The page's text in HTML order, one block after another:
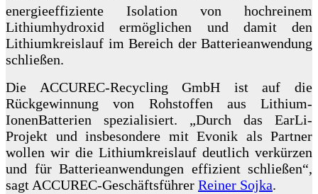
energieeffiziente Isolation von hochreinem
Lithiumhydroxid ermöglichen und damit den
Lithiumkreislauf im Bereich der Batterieanwendung
schließen.
Die ACCUREC-Recycling GmbH ist auf die
Rückgewinnung von Rohstoffen aus Lithium-
IonenBatterien spezialisiert. „Durch das EarLi-
Projekt und insbesondere mit Evonik als Partner
wollen wir die Lithiumkreislauf deutlich verkürzen
und für Batterieanwendungen effizient schließen“,
sagt ACCUREC-Geschäftsführer Reiner Sojka.